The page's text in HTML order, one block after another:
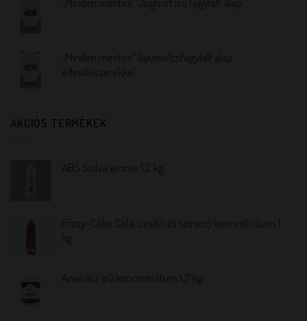
„Minden mentes” Gyümölcsfagylalt alap
édesítőszerekkel
AKCIÓS TERMÉKEK
ABS Szilva aroma 1,2 kg
Frizzy-Color Cola ízesítő és színező koncentrátum 1
kg
Ananász ízű koncentrátum 1,2 kg